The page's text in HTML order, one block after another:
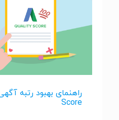
Score